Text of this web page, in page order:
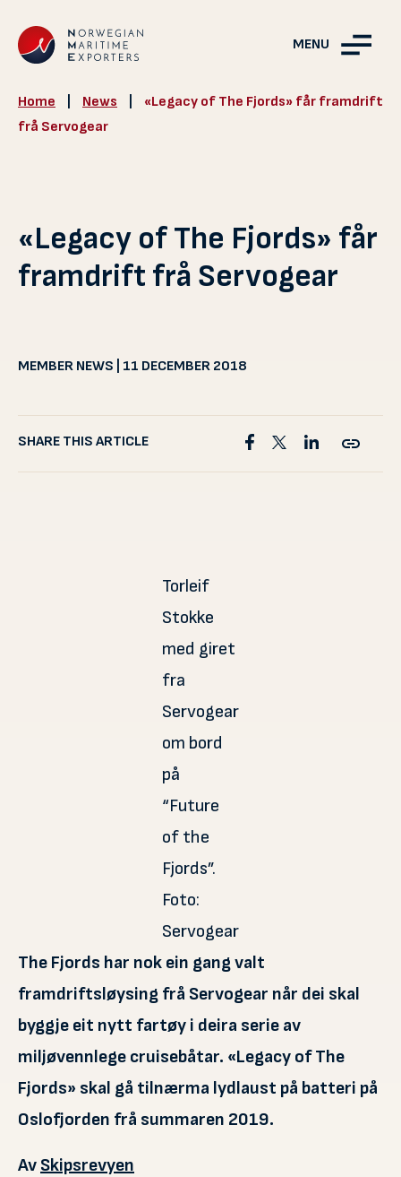
MENU
Home News
«Legacy of The Fjords» får framdrift
frå Servogear
«Legacy of The Fjords» får
framdrift frå Servogear
MEMBER NEWS | 11 DECEMBER 2018
SHARE THIS ARTICLE
Torleif
Stokke
med giret
fra
Servogear
om bord
på
“Future
of the
Fjords”.
Foto:
Servogear
The Fjords har nok ein gang valt
framdriftsløysing frå Servogear når dei skal
byggje eit nytt fartøy i deira serie av
miljøvennlege cruisebåtar. «Legacy of The
Fjords» skal gå tilnærma lydlaust på batteri på
Oslofjorden frå summaren 2019.
Av Skipsrevyen